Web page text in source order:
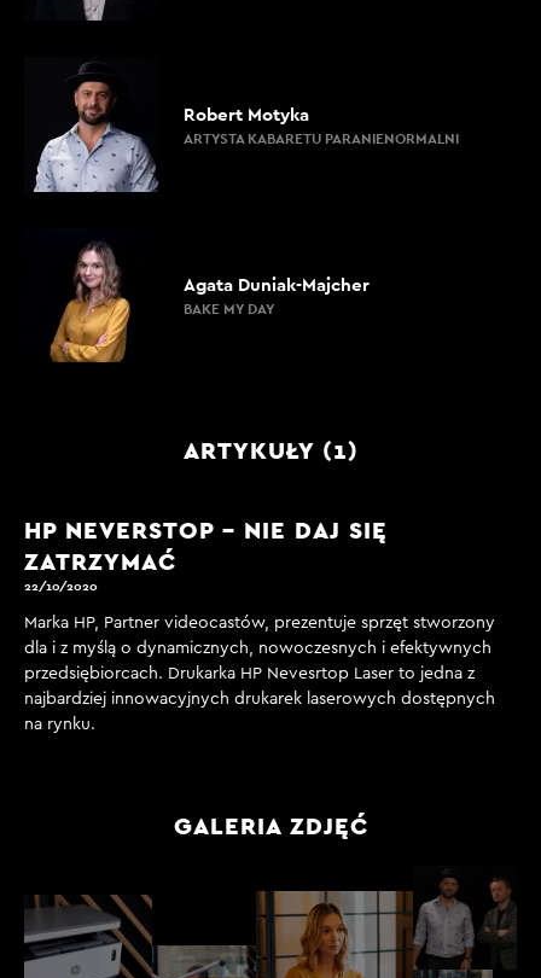
Robert Motyka
ARTYSTA KABARETU PARANIENORMALNI
Agata Duniak-Majcher
BAKE MY DAY
ARTYKUŁY (1)
HP NEVERSTOP – NIE DAJ SIĘ
ZATRZYMAĆ
22/10/2020
Marka HP, Partner videocastów, prezentuje sprzęt stworzony
dla i z myślą o dynamicznych, nowoczesnych i efektywnych
przedsiębiorcach. Drukarka HP Nevesrtop Laser to jedna z
najbardziej innowacyjnych drukarek laserowych dostępnych
na rynku.
GALERIA ZDJĘĆ